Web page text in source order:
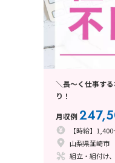
＼長～く仕事す
り！
月収例
【時給】
山梨県韮崎市
組立・組付け